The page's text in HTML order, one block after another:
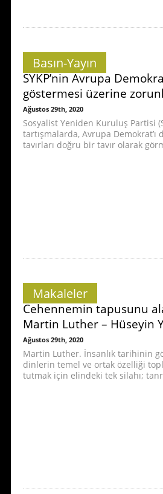
Basın-Yayın
SYKP’nin Avrupa
göstermesi üzerine
Ağustos 29th, 2020
Sosyalist Yeniden Kuruluş Partisi
tartışmalarda, Avrupa Demokrat’ı
tavırları doğru bir tavır olarak
Makaleler
Cehennemin tapusunu
Martin Luther – Hüseyin
Ağustos 29th, 2020
Martin Luther. İnsanlık tarihinin
dinlerin temel ve ortak özelliği
tutmak için elindeki tek silahı;